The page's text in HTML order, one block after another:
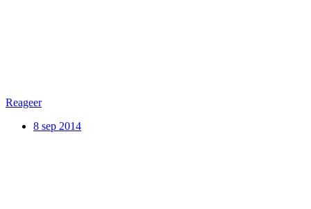
Reageer
8 sep 2014